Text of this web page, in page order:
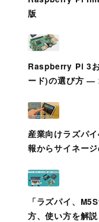
版
Raspberry Pi 3
ード)の選び方 ―
産業向けラズパ
報からサイネー
「ラズパイ、
方、使い方を解説